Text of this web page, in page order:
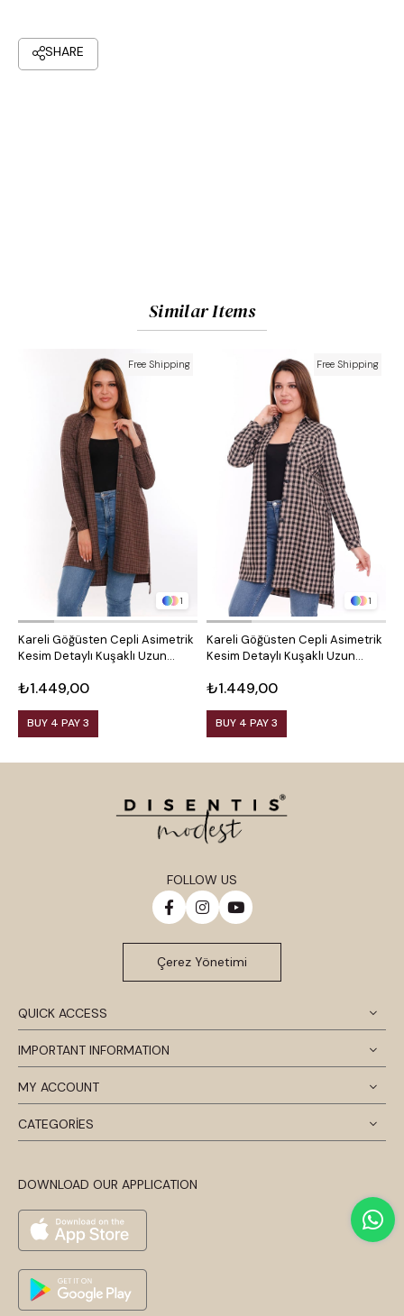
Similar Items
1
Kareli Göğüsten Cepli Asimetrik
Kesim Detaylı Kuşaklı Uzun
₺1.449,00
BUY 4 PAY 3
Free Shipping
1
Kareli Göğüsten Cepli Asimetrik
Kesim Detaylı Kuşaklı Uzun
₺1.449,00
BUY 4 PAY 3
Free Shipping
QUICK ACCESS
IMPORTANT INFORMATION
MY ACCOUNT
CATEGORİES
DOWNLOAD OUR APPLICATION
FOLLOW US
Çerez Yönetimi